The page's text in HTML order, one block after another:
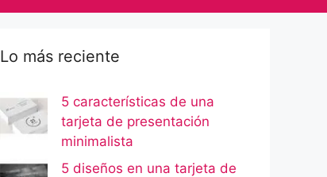
Lo más reciente
5 características de una
tarjeta de presentación
minimalista
5 diseños en una tarjeta de